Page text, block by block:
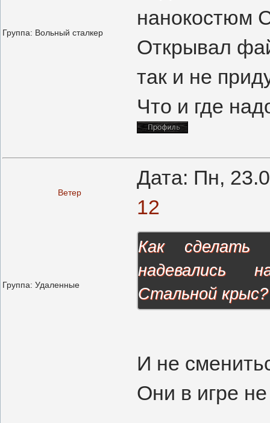
Группа: Вольный сталкер
нанокостюм
Открывал
так и не
Что и где
Ветер
Дата: Пн,
12
Группа: Удаленные
Как сделать
надевались
Стальной крыс?
И не
Они в игре